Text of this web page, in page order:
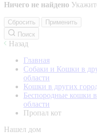
Ничего не найдено
Сбросить
Применить
Поиск
Назад
Главная
Собаки и Кошки в
области
Кошки в других
Беспородные кошки
области
Пропал кот
Нашел дом